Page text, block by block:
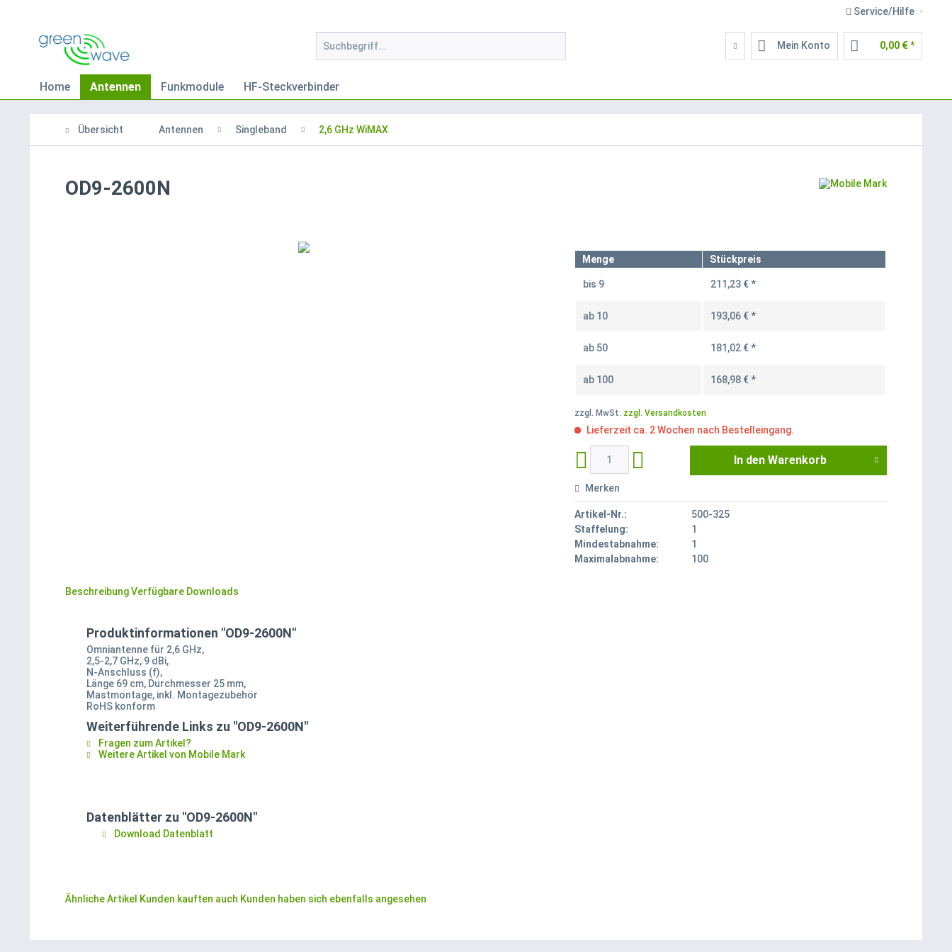
Service/Hilfe
Mein Konto 0,00 € *
Home Antennen Funkmodule HF-Steckverbinder
Übersicht Antennen Singleband 2,6 GHz WiMAX
OD9-2600N
Menge Stückpreis
bis 9 211,23 € *
ab 10 193,06 € *
ab 50 181,02 € *
ab 100 168,98 € *
zzgl. MwSt. zzgl. Versandkosten
Lieferzeit ca. 2 Wochen nach Bestelleingang.
In den Warenkorb
Merken
Artikel-Nr.:
500-325
Staffelung:
1
Mindestabnahme:
1
Maximalabnahme:
100
BeschreibungVerfügbare Downloads
Produktinformationen "OD9-2600N"
Omniantenne für 2,6 GHz,
2,5-2,7 GHz, 9 dBi,
N-Anschluss (f),
Länge 69 cm, Durchmesser 25 mm,
Mastmontage, inkl. Montagezubehör
RoHS konform
Weiterführende Links zu "OD9-2600N"
Fragen zum Artikel?
Weitere Artikel von Mobile Mark
Datenblätter zu "OD9-2600N"
Download Datenblatt
Ähnliche Artikel Kunden kauften auch Kunden haben sich ebenfalls angesehen